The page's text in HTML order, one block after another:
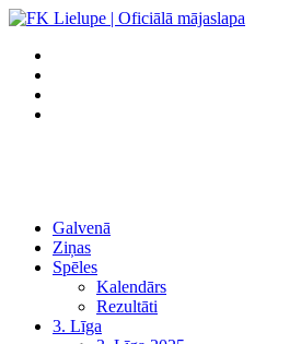
Galvenā
Ziņas
Spēles
Kalendārs
Rezultāti
3. Līga